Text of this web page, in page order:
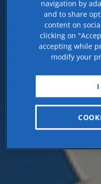
navigation by
and to share
content on
clicking on
accepting while
modify your
I